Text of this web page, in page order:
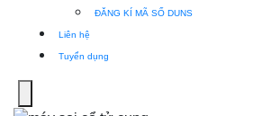
ĐĂNG KÍ MÃ SỐ DUNS
Liên hệ
Tuyển dụng